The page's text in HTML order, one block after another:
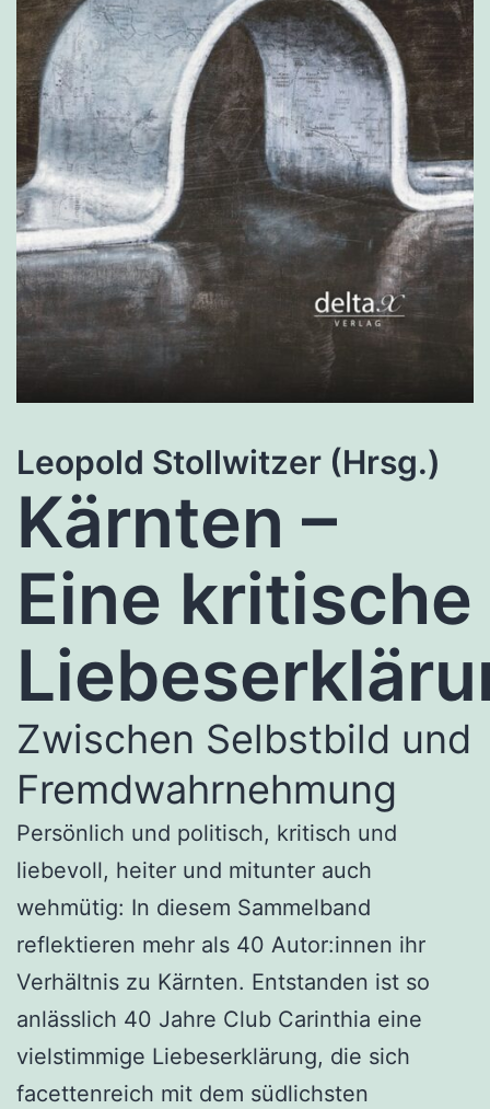
Leopold Stollwitzer (Hrsg.)
Kärnten –
Eine kritische
Zwischen Selbstbild und
Fremdwahrnehmung
Persönlich und politisch, kritisch und
liebevoll, heiter und mitunter auch
wehmütig: In diesem Sammelband
reflektieren mehr als 40 Autor:innen ihr
Verhältnis zu Kärnten. Entstanden ist so
anlässlich 40 Jahre Club Carinthia eine
vielstimmige Liebeserklärung, die sich
facettenreich mit dem südlichsten